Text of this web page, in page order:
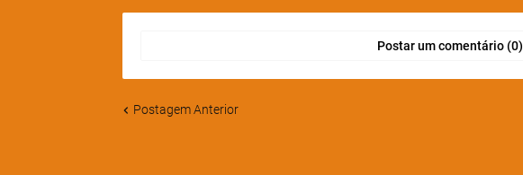
Postar um comentário (0)
Postagem Anterior